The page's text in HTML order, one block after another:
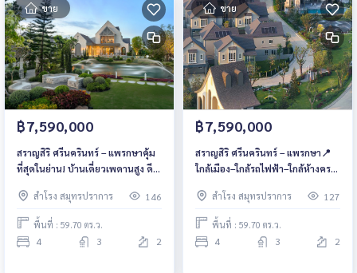
ขาย
฿7,590,000
สราญสิริ ศรีนครินทร์ – แพรกษาคุ้ม
ที่สุดในย่าน! บ้านเดี่ยวเพดานสูง ดี
มาก ราคาเริ่มต้น 7.59 ลบ.* 📞 061-
6161426 | 065-4496399 💚 LINE:
@wsrcondo
สำโรง สมุทรปราการ 146
พื้นที่ : 59.70 ตร.ว.
4 3 2
ขาย
฿7,590,000
สราญสิริ ศรีนครินทร์ – แพรกษา📍
ใกล้เมือง–ใกล้รถไฟฟ้า–ใกล้ห้างครบ
แพรกษา! เริ่มต้นเพียง 7.59 ลบ.* 📞
061-6161426 | 065-4496399 💚
LINE: @wsrcondo
สำโรง สมุทรปราการ 127
พื้นที่ : 59.70 ตร.ว.
4 3 2